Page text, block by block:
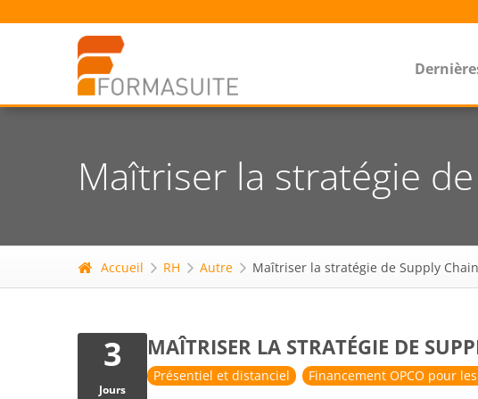
Maîtriser la stratégie
Accueil RH Autre Maîtriser la stratégie de Supply Chain
3
Jours
MAÎTRISER LA STRATÉGIE DE
Présentiel et distanciel Financement OPCO pour